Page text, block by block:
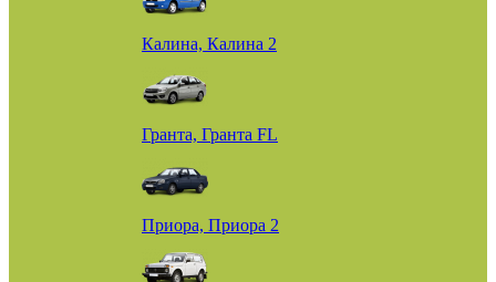
Калина, Калина 2
Гранта, Гранта FL
Приора, Приора 2